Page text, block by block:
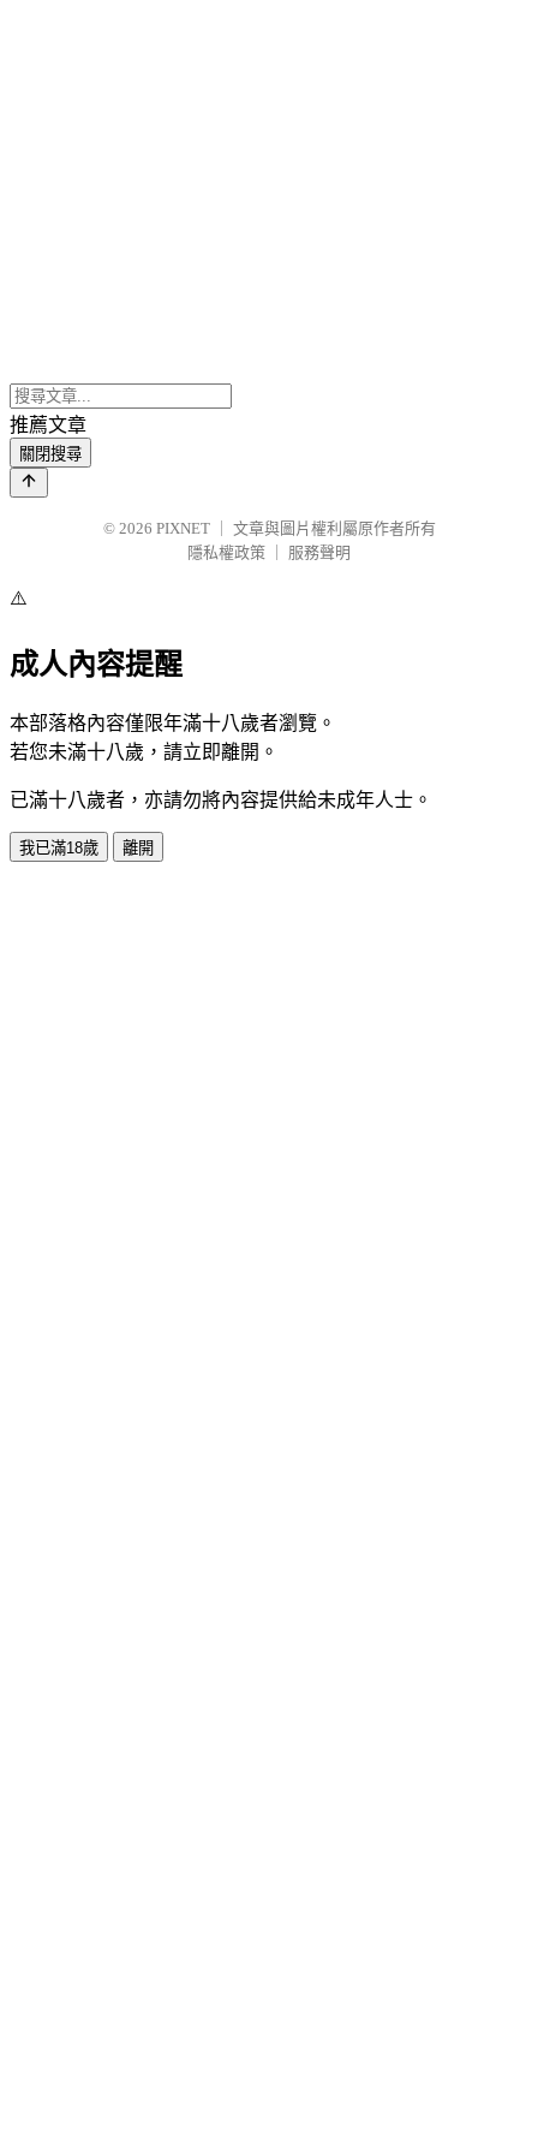
推薦文章
關閉搜尋
© 2026 PIXNET
文章與圖片權利屬原作者所有
隱私權政策
服務聲明
⚠️
成人內容提醒
本部落格內容僅限年滿十八歲者瀏覽。
若您未滿十八歲，請立即離開。
已滿十八歲者，亦請勿將內容提供給未成年人士。
我已滿18歲 離開